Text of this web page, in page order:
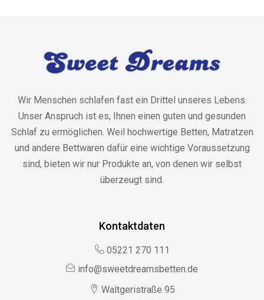
Wir Menschen schlafen fast ein Drittel unseres Lebens.
Unser Anspruch ist es, Ihnen einen guten und gesunden
Schlaf zu ermöglichen. Weil hochwertige Betten, Matratzen
und andere Bettwaren dafür eine wichtige Voraussetzung
sind, bieten wir nur Produkte an, von denen wir selbst
überzeugt sind.
Kontaktdaten
05221 270 111
info@sweetdreamsbetten.de
Waltgeristraße 95